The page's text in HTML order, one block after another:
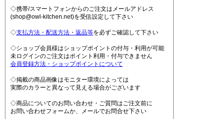
◇携帯/スマートフォンからのご注文はメールアドレス
(shop@owl-kitchen.net)を受信設定して下さい
◇支払方法・配送方法・返品等を必ずご確認して下さい
◇ショップ会員様はショップポイントの付与・利用が可能
未ログインのご注文はポイント利用・付与できません
会員登録方法・ショップポイントについて
◇掲載の商品画像はモニター環境によっては
実際のカラーと異なって見える場合がございます
◇商品についてのお問い合わせ・ご質問はご注文前に
お問い合わせフォームか、メールでお問合せ下さい